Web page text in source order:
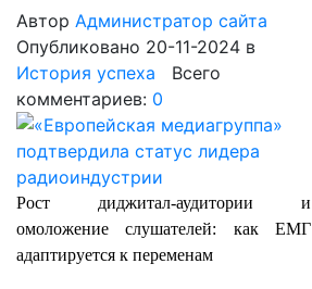
Автор Администратор сайта
Опубликовано 20-11-2024 в
История успеха Всего
комментариев: 0
Рост диджитал-аудитории и
омоложение слушателей: как ЕМГ
адаптируется к переменам